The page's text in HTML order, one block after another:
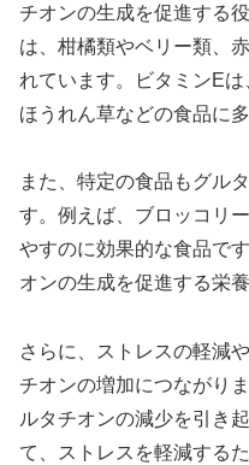
チオンの生成を促進する
は、柑橘類やベリー類、
れています。ビタミンEは
ほうれん草などの食品に
また、特定の食品もグル
す。例えば、ブロッコリ
やすのに効果的な食品で
オンの生成を促進する栄
さらに、ストレスの軽減
チオンの増加につながり
ルタチオンの減少を引き
て、ストレスを軽減する